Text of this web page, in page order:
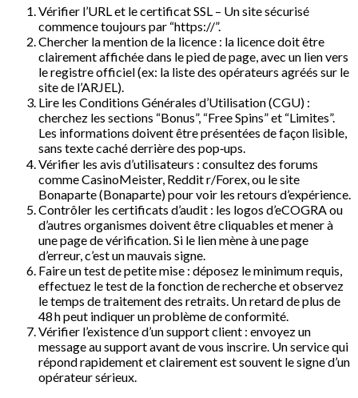
Vérifier l’URL et le certificat SSL – Un site sécurisé
commence toujours par “https://”.
Chercher la mention de la licence : la licence doit être
clairement affichée dans le pied de page, avec un lien vers
le registre officiel (ex: la liste des opérateurs agréés sur le
site de l’ARJEL).
Lire les Conditions Générales d’Utilisation (CGU) :
cherchez les sections “Bonus”, “Free Spins” et “Limites”.
Les informations doivent être présentées de façon lisible,
sans texte caché derrière des pop‑ups.
Vérifier les avis d’utilisateurs : consultez des forums
comme CasinoMeister, Reddit r/Forex, ou le site
Bonaparte (Bonaparte) pour voir les retours d’expérience.
Contrôler les certificats d’audit : les logos d’eCOGRA ou
d’autres organismes doivent être cliquables et mener à
une page de vérification. Si le lien mène à une page
d’erreur, c’est un mauvais signe.
Faire un test de petite mise : déposez le minimum requis,
effectuez le test de la fonction de recherche et observez
le temps de traitement des retraits. Un retard de plus de
48 h peut indiquer un problème de conformité.
Vérifier l’existence d’un support client : envoyez un
message au support avant de vous inscrire. Un service qui
répond rapidement et clairement est souvent le signe d’un
opérateur sérieux.